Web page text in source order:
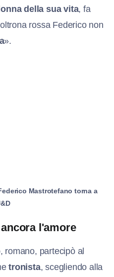
della sua vita, fa
rossa Federico non
».
Mastrotefano torna a
l'amore
, romano, partecipò al
tronista, scegliendo alla